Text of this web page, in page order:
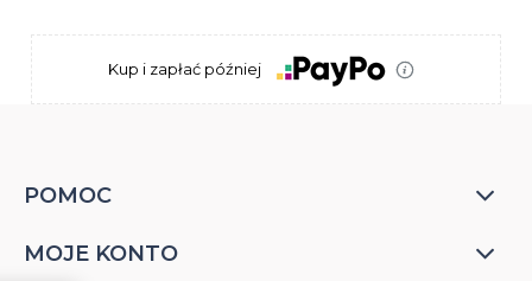
Kup i zapłać później
POMOC
MOJE KONTO